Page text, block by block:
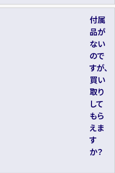
付属
品が
ない
ので
すが、
買い
取り
して
もら
えま
す
か？